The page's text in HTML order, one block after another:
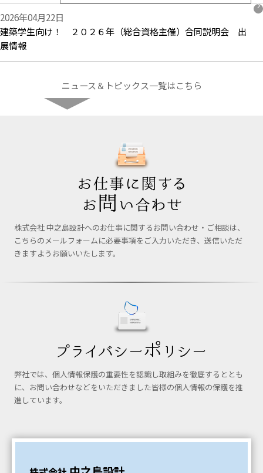
2026年04月22日
建築学生向け！ ２０２６年（総合資格主催）合同説明会 出
展情報
ニュース＆トピックス一覧はこちら
株式会社 中之島設計へのお仕事に関するお問い合わせ・ご相談は、
こちらのメールフォームに必要事項をご入力いただき、送信いただ
きますようお願いいたします。
弊社では、個人情報保護の重要性を認識し取組みを徹底するととも
に、お問い合わせなどをいただきました皆様の個人情報の保護を推
進しています。